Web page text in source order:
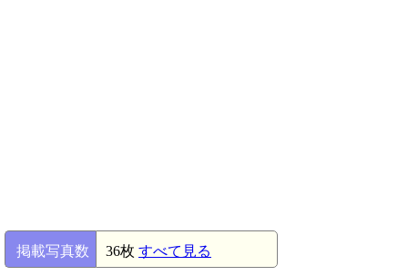
掲載写真数 36枚 すべて見る